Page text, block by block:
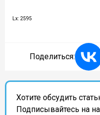
Lx: 2595
Поделиться:
Хотите обсудить
Подписывайтесь на